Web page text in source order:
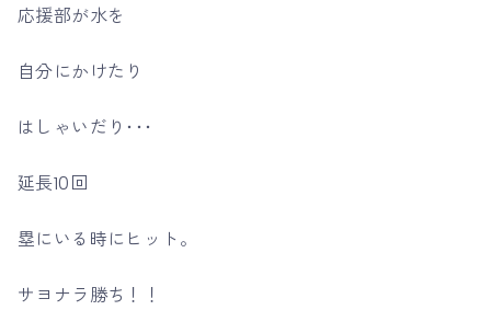
応援部が水を
自分にかけたり
はしゃいだり･･･
延長10回
塁にいる時にヒット。
サヨナラ勝ち！！